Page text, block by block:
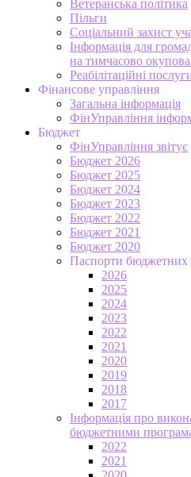
Ветеранська політика
Пільги
Соціальний захист
Інформація для
на тимчасово
Реабілітаційні
Фінансове управління
Загальна інформація
ФінУправління
Бюджет
ФінУправління звітує
Бюджет 2026
Бюджет 2025
Бюджет 2024
Бюджет 2023
Бюджет 2022
Бюджет 2021
Бюджет 2020
Паспорти бюджетних
2026
2025
2024
2023
2022
2021
2020
2019
2018
2017
Інформація про
бюджетними
2022
2021